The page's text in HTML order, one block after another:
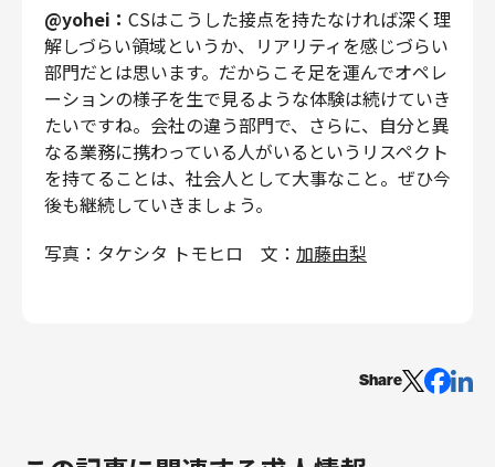
@yohei： CSはこうした接点を持たなければ深く理
解しづらい領域というか、リアリティを感じづらい
部門だとは思います。だからこそ足を運んでオペレ
ーションの様子を生で見るような体験は続けていき
たいですね。会社の違う部門で、さらに、自分と異
なる業務に携わっている人がいるというリスペクト
を持てることは、社会人として大事なこと。ぜひ今
後も継続していきましょう。
写真：タケシタ トモヒロ 文： 加藤由梨
Share